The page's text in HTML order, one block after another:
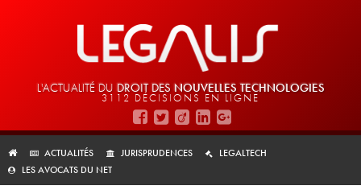
L'ACTUALITÉ DU DROIT DES NOUVELLES TECHNOLOGIES
3112 DÉCISIONS EN LIGNE
ACTUALITÉS JURISPRUDENCES
LEGALTECH
LES AVOCATS DU NET